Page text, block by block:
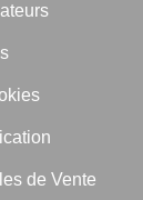
de Vente